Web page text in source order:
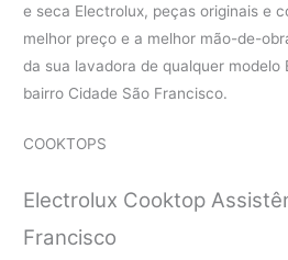
e seca Electrolux, peças originais e
melhor preço e a melhor mão-de-
da sua lavadora de qualquer modelo
bairro Cidade São Francisco.
COOKTOPS
Electrolux Cooktop
Francisco